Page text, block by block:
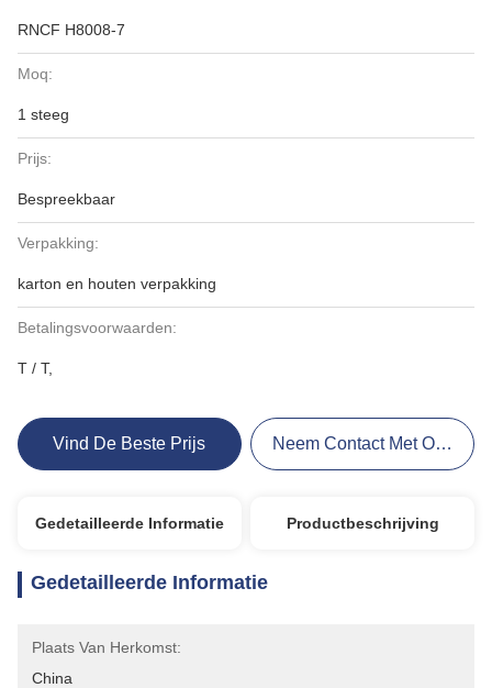
RNCF H8008-7
Moq:
1 steeg
Prijs:
Bespreekbaar
Verpakking:
karton en houten verpakking
Betalingsvoorwaarden:
T / T,
Vind De Beste Prijs Neem Contact Met Ons Op
Gedetailleerde Informatie Productbeschrijving
Gedetailleerde Informatie
Plaats Van Herkomst:
China